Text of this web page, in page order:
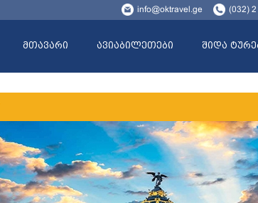
info@oktravel.ge (032) 2
მთავარი ავიაბილეთები შიდა